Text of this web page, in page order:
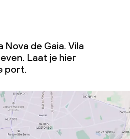
Nova de Gaia. Vila
Laat je hier
port.